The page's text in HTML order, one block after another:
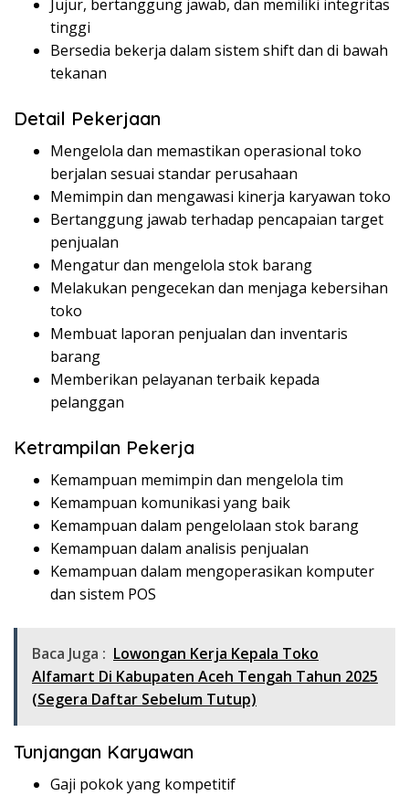
Jujur, bertanggung jawab, dan memiliki integritas
tinggi
Bersedia bekerja dalam sistem shift dan di bawah
tekanan
Detail Pekerjaan
Mengelola dan memastikan operasional toko
berjalan sesuai standar perusahaan
Memimpin dan mengawasi kinerja karyawan toko
Bertanggung jawab terhadap pencapaian target
penjualan
Mengatur dan mengelola stok barang
Melakukan pengecekan dan menjaga kebersihan
toko
Membuat laporan penjualan dan inventaris
barang
Memberikan pelayanan terbaik kepada
pelanggan
Ketrampilan Pekerja
Kemampuan memimpin dan mengelola tim
Kemampuan komunikasi yang baik
Kemampuan dalam pengelolaan stok barang
Kemampuan dalam analisis penjualan
Kemampuan dalam mengoperasikan komputer
dan sistem POS
Baca Juga : Lowongan Kerja Kepala Toko
Alfamart Di Kabupaten Aceh Tengah Tahun 2025
(Segera Daftar Sebelum Tutup)
Tunjangan Karyawan
Gaji pokok yang kompetitif